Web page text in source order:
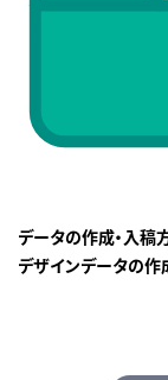
データの作成・入稿
デザインデータの作